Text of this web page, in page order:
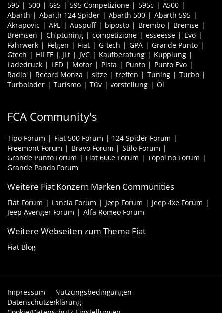
595 500 695 595 Competizione 595c
A500
Abarth
Abarth 124 Spider Abarth 500
Abarth 595
Akrapovic
APE Auspuff biposto Brembo
Bremse
Bremsen
Chiptuning competizione esseesse
Evo
Fahrwerk
Felgen Fiat G-tech GPA
Grande Punto
Gtech
HILFE JLt JVC Kaufberatung
Kupplung
Ladedruck
LED Motor Pista Punto
Punto Evo
Radio
Record Monza sitze treffen Tuning
Turbo
Turbolader
Turismo Tüv vorstellung Öl
FCA Community's
Tipo Forum Fiat 500 Forum
124 Spider Forum
Freemont Forum
Bravo Forum
Stilo Forum
Grande Punto Forum
Fiat 600e Forum
Topolino Forum
Grande Panda Forum
Weitere Fiat Konzern Marken Communities
Fiat Forum Lancia Forum Jeep Forum
Jeep 4xe Forum
Jeep Avenger Forum
Alfa Romeo Forum
Weitere Webseiten zum Thema Fiat
Fiat Blog
Impressum
Nutzungsbedingungen
Datenschutzerklärung